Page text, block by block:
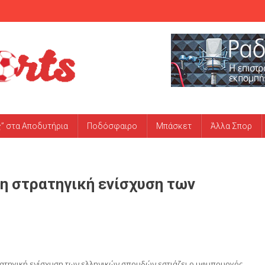
στα Αποδυτήρια Ποδόσφαιρο Μπάσκετ Άλλα Σπορ
στρατηγική ενίσχυση των